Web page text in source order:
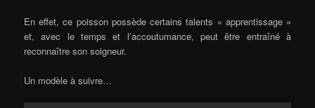
En effet, ce poisson possède certains talents « apprentissage »
et, avec le temps et l’accoutumance, peut être entraîné à
reconnaître son soigneur.
Un modèle à suivre…